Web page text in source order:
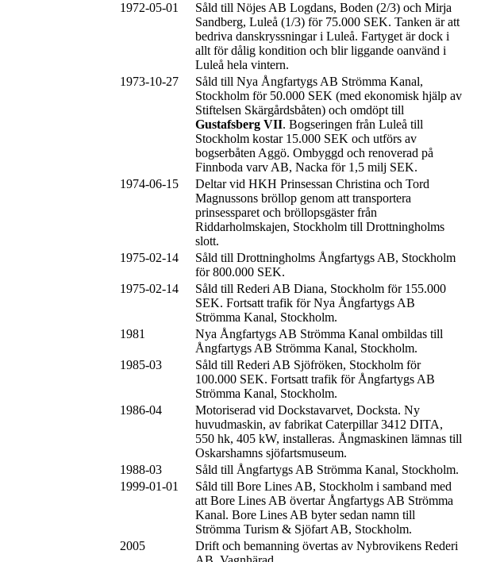
1972-05-01
Såld till Nöjes AB Logdans, Boden (2/3) och Mirja
Sandberg, Luleå (1/3) för 75.000 SEK. Tanken är att
bedriva danskryssningar i Luleå. Fartyget är dock i
allt för dålig kondition och blir liggande oanvänd i
Luleå hela vintern.
1973-10-27
Såld till Nya Ångfartygs AB Strömma Kanal,
Stockholm för 50.000 SEK (med ekonomisk hjälp av
Stiftelsen Skärgårdsbåten) och omdöpt till
Gustafsberg VII. Bogseringen från Luleå till
Stockholm kostar 15.000 SEK och utförs av
bogserbåten Aggö. Ombyggd och renoverad på
Finnboda varv AB, Nacka för 1,5 milj SEK.
1974-06-15
Deltar vid HKH Prinsessan Christina och Tord
Magnussons bröllop genom att transportera
prinsessparet och bröllopsgäster från
Riddarholmskajen, Stockholm till Drottningholms
slott.
1975-02-14
Såld till Drottningholms Ångfartygs AB, Stockholm
för 800.000 SEK.
1975-02-14
Såld till Rederi AB Diana, Stockholm för 155.000
SEK. Fortsatt trafik för Nya Ångfartygs AB
Strömma Kanal, Stockholm.
1981
Nya Ångfartygs AB Strömma Kanal ombildas till
Ångfartygs AB Strömma Kanal, Stockholm.
1985-03
Såld till Rederi AB Sjöfröken, Stockholm för
100.000 SEK. Fortsatt trafik för Ångfartygs AB
Strömma Kanal, Stockholm.
1986-04
Motoriserad vid Dockstavarvet, Docksta. Ny
huvudmaskin, av fabrikat Caterpillar 3412 DITA,
550 hk, 405 kW, installeras. Ångmaskinen lämnas till
Oskarshamns sjöfartsmuseum.
1988-03
Såld till Ångfartygs AB Strömma Kanal, Stockholm.
1999-01-01
Såld till Bore Lines AB, Stockholm i samband med
att Bore Lines AB övertar Ångfartygs AB Strömma
Kanal. Bore Lines AB byter sedan namn till
Strömma Turism & Sjöfart AB, Stockholm.
2005
Drift och bemanning övertas av Nybrovikens Rederi